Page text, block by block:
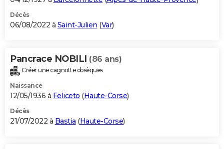
Décès
06/08/2022 à Saint-Julien (Var)
Pancrace NOBILI (86 ans)
Créer une cagnotte obsèques
Naissance
12/05/1936 à Feliceto (Haute-Corse)
Décès
21/07/2022 à Bastia (Haute-Corse)